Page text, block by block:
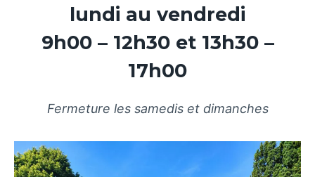
lundi au vendredi
9h00 – 12h30 et 13h30 –
17h00
Fermeture les samedis et dimanches